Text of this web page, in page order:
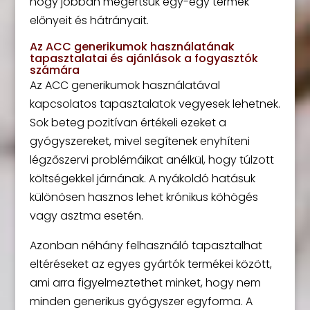
előnyeit és hátrányait.
Az ACC generikumok használatának
tapasztalatai és ajánlások a fogyasztók
számára
Az ACC generikumok használatával
kapcsolatos tapasztalatok vegyesek lehetnek.
Sok beteg pozitívan értékeli ezeket a
gyógyszereket, mivel segítenek enyhíteni
légzőszervi problémáikat anélkül, hogy túlzott
költségekkel járnának. A nyákoldó hatásuk
különösen hasznos lehet krónikus köhögés
vagy asztma esetén.
Azonban néhány felhasználó tapasztalhat
eltéréseket az egyes gyártók termékei között,
ami arra figyelmeztethet minket, hogy nem
minden generikus gyógyszer egyforma. A